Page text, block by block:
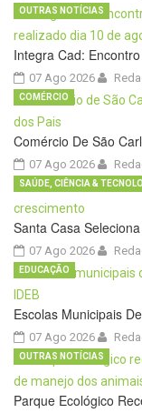
Integra Cad:
07 Ago 2026
OUTRAS NOTÍCIAS
Comércio De São
07 Ago 2026
COMÉRCIO
Santa Casa
07 Ago 2026
SAÚDE, CIÊNCIA &
Escolas Municipais
07 Ago 2026
EDUCAÇÃO
Parque Ecológico
OUTRAS NOTÍCIAS